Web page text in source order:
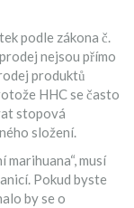
podle zákona č.
nejsou přímo
produktů
HHC se často
stopová
složení.
musí
Pokud byste
by se o